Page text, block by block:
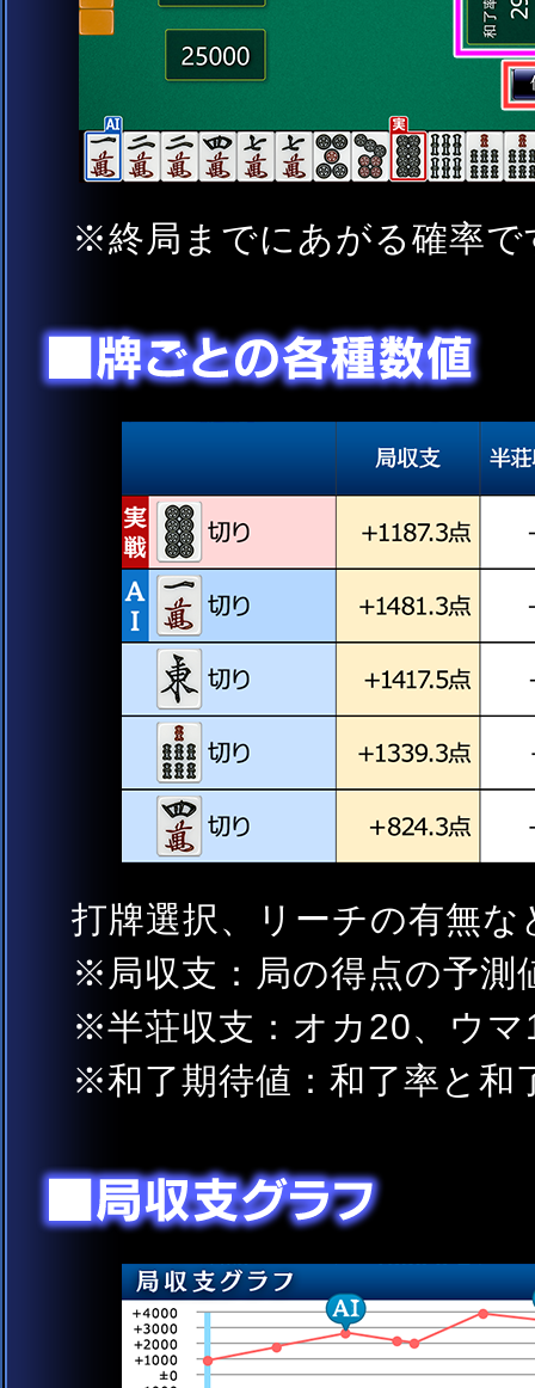
※終局までにあがる確率で
打牌選択、リーチの有無
局収支：局の得点の予測
半荘収支：オカ20、ウ
和了期待値：和了率と和